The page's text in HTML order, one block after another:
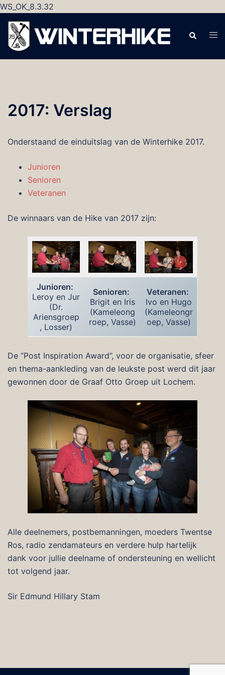
WS_OK_8.3.32
Ga
naar
de
inhoud
Zoeken
2017: Verslag
Onderstaand de einduitslag van de Winterhike 2017.
Junioren
Senioren
Veteranen
De winnaars van de Hike van 2017 zijn:
Junioren:
Leroy en Jur
(Dr.
Ariensgroep
, Losser)
Senioren:
Brigit en Iris
(Kameleong
roep, Vasse)
Veteranen:
Ivo en Hugo
(Kameleongr
oep, Vasse)
De “Post Inspiration Award”, voor de organisatie, sfeer
en thema-aankleding van de leukste post werd dit jaar
gewonnen door de Graaf Otto Groep uit Lochem.
Alle deelnemers, postbemanningen, moeders Twentse
Ros, radio zendamateurs en verdere hulp hartelijk
dank voor jullie deelname of ondersteuning en wellicht
tot volgend jaar.
Sir Edmund Hillary Stam